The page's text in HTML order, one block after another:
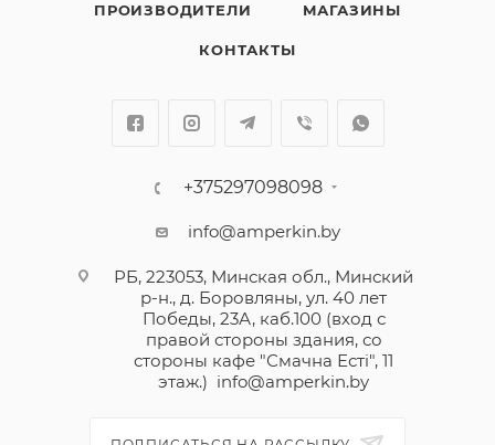
ПРОИЗВОДИТЕЛИ МАГАЗИНЫ
КОНТАКТЫ
+375297098098
info@amperkin.by
РБ, 223053, Минская обл., Минский
р-н., д. Боровляны, ул. 40 лет
Победы, 23А, каб.100 (вход с
правой стороны здания, со
стороны кафе "Смачна Естi", 11
этаж.) info@amperkin.by